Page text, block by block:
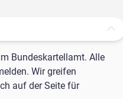
Bundeskartellamt. Alle
Wir greifen
auf der Seite für